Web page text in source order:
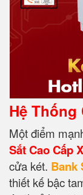
Hệ Thống
Một điểm
Sắt Cao Cấp
cửa két. Bank
thiết kế bậc